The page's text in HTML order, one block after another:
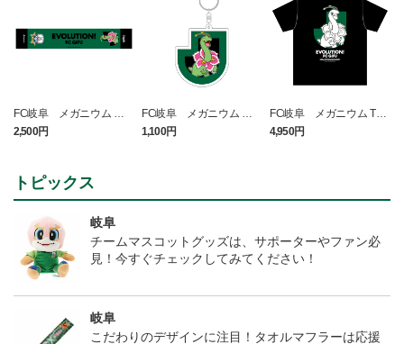
FC岐阜 メガニウム タ
オルマフラー
2,500円
FC岐阜 メガニウム キ
ーホルダー
1,100円
FC岐阜 メガニウム Tシ
ャツ BLACK
4,950円
トピックス
岐阜
チームマスコットグッズは、サポーターやファン必
見！今すぐチェックしてみてください！
岐阜
こだわりのデザインに注目！タオルマフラーは応援